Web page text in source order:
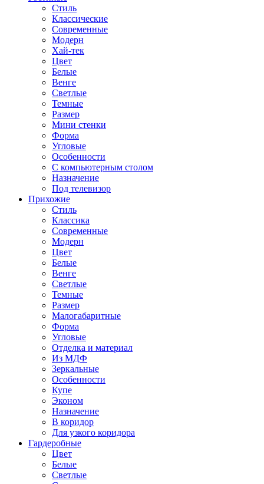
Стиль
Классические
Современные
Модерн
Хай-тек
Цвет
Белые
Венге
Светлые
Темные
Размер
Мини стенки
Форма
Угловые
Особенности
С компьютерным столом
Назначение
Под телевизор
Прихожие
Стиль
Классика
Современные
Модерн
Цвет
Белые
Венге
Светлые
Темные
Размер
Малогабаритные
Форма
Угловые
Отделка и материал
Из МДФ
Зеркальные
Особенности
Купе
Эконом
Назначение
В коридор
Для узкого коридора
Гардеробные
Цвет
Белые
Светлые